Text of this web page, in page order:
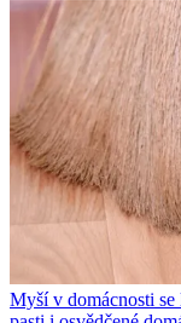
Myší v domácnosti